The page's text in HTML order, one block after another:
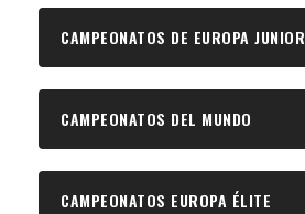
CAMPEONATOS DE EUROPA JUNIOR
CAMPEONATOS DEL MUNDO
CAMPEONATOS EUROPA ÉLITE